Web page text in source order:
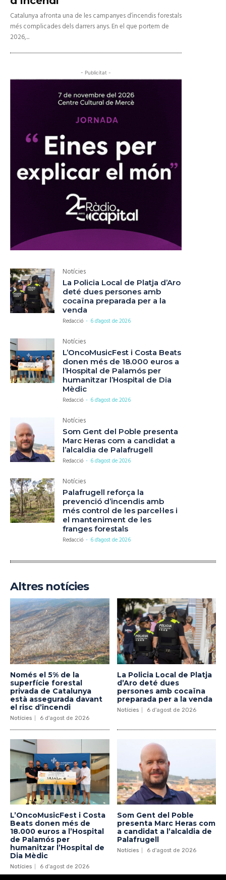
Catalunya afronta una de les campanyes d’incendis forestals
més complicades dels darrers anys. En el que portem de
2026,...
- Publicitat -
Notícies
La Policia Local de Platja d’Aro
deté dues persones amb
cocaïna preparada per a la
venda
Redacció - 6 d'agost de 2026
Notícies
L’OncoMusicFest i Costa Beats
donen més de 18.000 euros a
l’Hospital de Palamós per
humanitzar l’Hospital de Dia
Mèdic
Redacció - 6 d'agost de 2026
Notícies
Som Gent del Poble presenta
Marc Heras com a candidat a
l’alcaldia de Palafrugell
Redacció - 6 d'agost de 2026
Notícies
Palafrugell reforça la
prevenció d’incendis amb
més control de les parcel·les i
el manteniment de les
franges forestals
Redacció - 6 d'agost de 2026
Altres notícies
Només el 5% de la
superfície forestal
privada de Catalunya
està assegurada davant
el risc d’incendi
Notícies 6 d'agost de 2026
La Policia Local de Platja
d’Aro deté dues
persones amb cocaïna
preparada per a la venda
Notícies 6 d'agost de 2026
L’OncoMusicFest i Costa
Beats donen més de
18.000 euros a l’Hospital
de Palamós per
humanitzar l’Hospital de
Dia Mèdic
Notícies 6 d'agost de 2026
Som Gent del Poble
presenta Marc Heras com
a candidat a l’alcaldia de
Palafrugell
Notícies 6 d'agost de 2026